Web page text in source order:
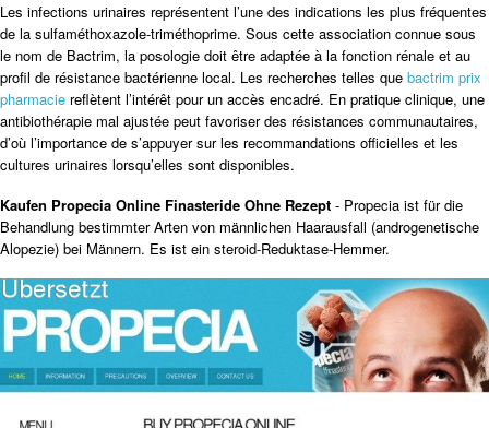
Les infections urinaires représentent l’une des indications les plus fréquentes
de la sulfaméthoxazole-triméthoprime. Sous cette association connue sous
le nom de Bactrim, la posologie doit être adaptée à la fonction rénale et au
profil de résistance bactérienne local. Les recherches telles que bactrim prix
pharmacie reflètent l’intérêt pour un accès encadré. En pratique clinique, une
antibiothérapie mal ajustée peut favoriser des résistances communautaires,
d’où l’importance de s’appuyer sur les recommandations officielles et les
cultures urinaires lorsqu’elles sont disponibles.
Kaufen Propecia Online Finasteride Ohne Rezept - Propecia ist für die
Behandlung bestimmter Arten von männlichen Haarausfall (androgenetische
Alopezie) bei Männern. Es ist ein steroid-Reduktase-Hemmer.